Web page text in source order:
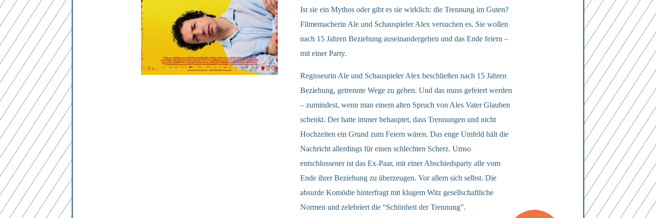
Ist sie ein Mythos oder gibt es sie wirklich: die Trennung im Guten?
Filmemacherin Ale und Schauspieler Alex versuchen es. Sie wollen
nach 15 Jahren Beziehung auseinandergehen und das Ende feiern –
mit einer Party.
Regisseurin Ale und Schauspieler Alex beschließen nach 15 Jahren
Beziehung, getrennte Wege zu gehen. Und das muss gefeiert werden
– zumindest, wenn man einem alten Spruch von Ales Vater Glauben
schenkt. Der hatte immer behauptet, dass Trennungen und nicht
Hochzeiten ein Grund zum Feiern wären. Das enge Umfeld hält die
Nachricht allerdings für einen schlechten Scherz. Umso
entschlossener ist das Ex-Paar, mit einer Abschiedsparty alle vom
Ende ihrer Beziehung zu überzeugen. Vor allem sich selbst. Die
absurde Komödie hinterfragt mit klugem Witz gesellschaftliche
Normen und zelebriert die “Schönheit der Trennung”.